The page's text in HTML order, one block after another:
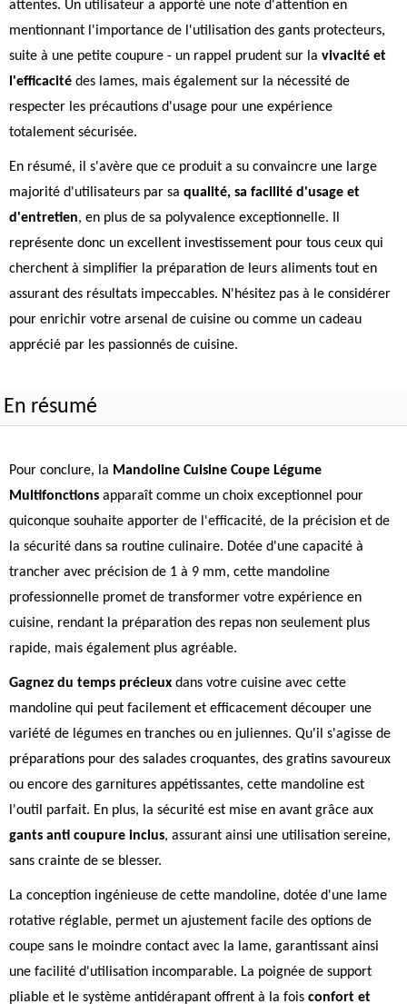
attentes. Un utilisateur a apporté une note d'attention en
mentionnant l'importance de l'utilisation des gants protecteurs,
suite à une petite coupure - un rappel prudent sur la vivacité et
l'efficacité des lames, mais également sur la nécessité de
respecter les précautions d'usage pour une expérience
totalement sécurisée.
En résumé, il s'avère que ce produit a su convaincre une large
majorité d'utilisateurs par sa qualité, sa facilité d'usage et
d'entretien, en plus de sa polyvalence exceptionnelle. Il
représente donc un excellent investissement pour tous ceux qui
cherchent à simplifier la préparation de leurs aliments tout en
assurant des résultats impeccables. N'hésitez pas à le considérer
pour enrichir votre arsenal de cuisine ou comme un cadeau
apprécié par les passionnés de cuisine.
En résumé
Pour conclure, la Mandoline Cuisine Coupe Légume
Multifonctions apparaît comme un choix exceptionnel pour
quiconque souhaite apporter de l'efficacité, de la précision et de
la sécurité dans sa routine culinaire. Dotée d'une capacité à
trancher avec précision de 1 à 9 mm, cette mandoline
professionnelle promet de transformer votre expérience en
cuisine, rendant la préparation des repas non seulement plus
rapide, mais également plus agréable.
Gagnez du temps précieux dans votre cuisine avec cette
mandoline qui peut facilement et efficacement découper une
variété de légumes en tranches ou en juliennes. Qu'il s'agisse de
préparations pour des salades croquantes, des gratins savoureux
ou encore des garnitures appétissantes, cette mandoline est
l'outil parfait. En plus, la sécurité est mise en avant grâce aux
gants anti coupure inclus, assurant ainsi une utilisation sereine,
sans crainte de se blesser.
La conception ingénieuse de cette mandoline, dotée d'une lame
rotative réglable, permet un ajustement facile des options de
coupe sans le moindre contact avec la lame, garantissant ainsi
une facilité d'utilisation incomparable. La poignée de support
pliable et le système antidérapant offrent à la fois confort et